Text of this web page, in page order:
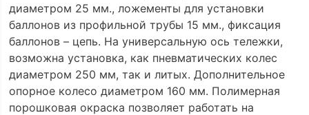
диаметром 25 мм., ложементы для установки
баллонов из профильной трубы 15 мм., фиксация
баллонов – цепь. На универсальную ось тележки,
возможна установка, как пневматических колес
диаметром 250 мм, так и литых. Дополнительное
опорное колесо диаметром 160 мм. Полимерная
порошковая окраска позволяет работать на